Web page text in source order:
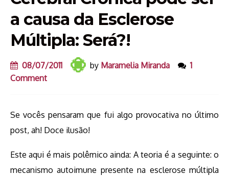
a causa da Esclerose
Múltipla: Será?!
08/07/2011 by Maramelia Miranda
1
Comment
Se vocês pensaram que fui algo provocativa no último
post, ah! Doce ilusão!
Este aqui é mais polêmico ainda: A teoria é a seguinte: o
mecanismo autoimune presente na esclerose múltipla